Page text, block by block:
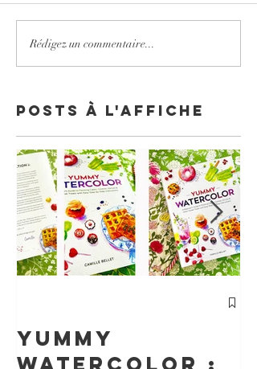
Rédigez un commentaire...
Posts à l'affiche
Yummy